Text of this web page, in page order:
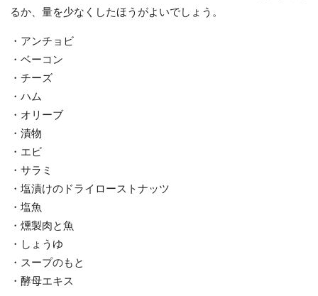
るか、量を少なくしたほうがよいでしょう。
・アンチョビ
・ベーコン
・チーズ
・ハム
・オリーブ
・漬物
・エビ
・サラミ
・塩漬けのドライローストナッツ
・塩魚
・燻製肉と魚
・しょうゆ
・スープのもと
・酵母エキス